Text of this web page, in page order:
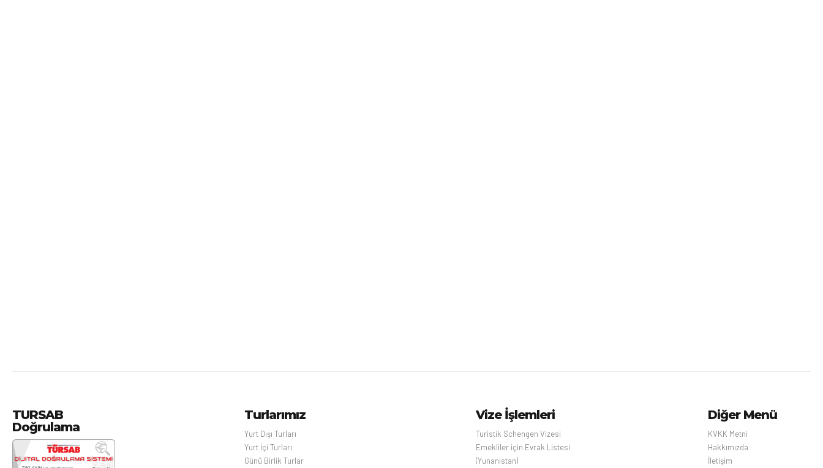
TURSAB
Doğrulama
Turlarımız
Yurt Dışı Turları
Yurt İçi Turları
Günü Birlik Turlar
Vize İşlemleri
Turistik Schengen Vizesi
Emekliler için Evrak Listesi
(Yunanistan)
Diğer Menü
KVKK Metni
Hakkımızda
İletişim